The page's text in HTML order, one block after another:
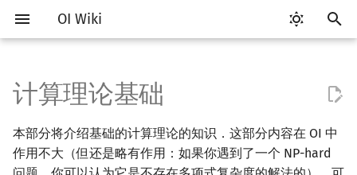
OI Wiki
入
开
始
Getting Started
关于本项目
比赛相关简介
赛事 ICPC/CCPC 赛事与赛制
交互题
分段打表
工具软件简介
代码编辑工具 Emacs
Arbiter
通用
语言基础简介
C++ 基础 C++ 语法基础
STL 容器
命名空间
算法基础简介
复杂度 均摊复杂度
选择排序
搜索部分简介
DFS（搜索）
动态规划部分简介
动态规划基础 单调队列/单调栈优化
字符串部分简介
字符串基础 最优原地后缀排序算法
数学部分简介
布尔代数 进位制
模算术简介
代数基本定理
抽屉原理
向量
单纯形法
群论
条件概率与独立性
公平组合游戏
数值积分
数据结构部分简介
栈 并查集复杂度
二叉堆
块状数组
线段树合并 & 分裂
Treap
可持久化线段树
平衡树套线段树
全局平衡二叉树
图论部分简介
图论相关概念 树的直径
差分约束
最小树形图
双连通分量
最大流
二分图最大匹配
计算几何部分简介
二维计算几何基础
离线算法简介
CDQ 分治 普通莫队算法
随机函数
随机化技巧
问题
语言
RMQ
并查集应用
计算理论基础
本部分将介绍基础的计算理论的知识．这部分内容在 OI 中
作用不大（但还是略有作用：如果你遇到了一个 NP-hard